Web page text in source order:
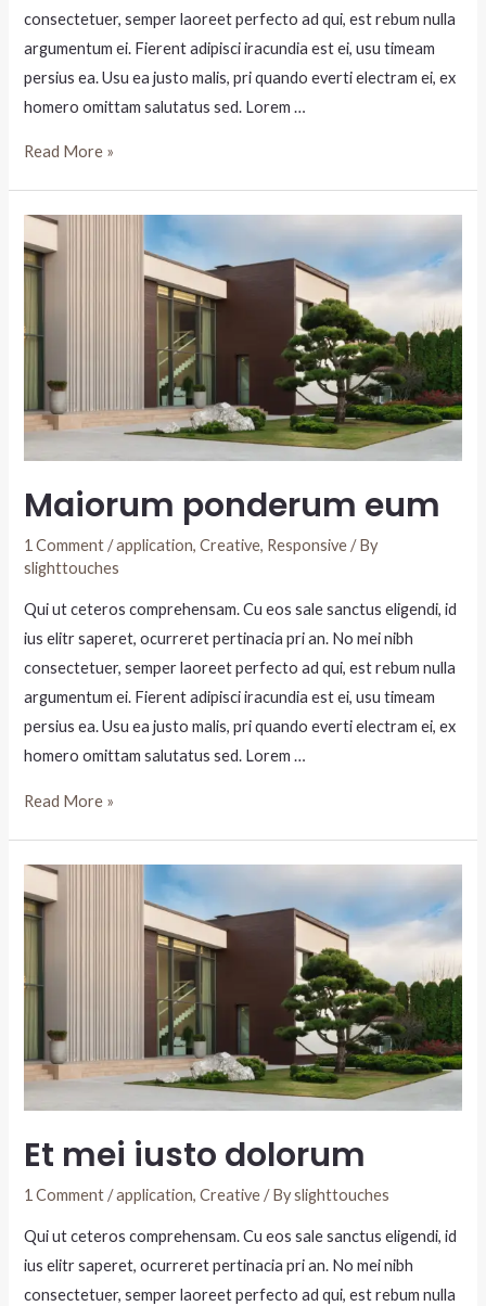
consectetuer, semper laoreet perfecto ad qui, est rebum nulla
argumentum ei. Fierent adipisci iracundia est ei, usu timeam
persius ea. Usu ea justo malis, pri quando everti electram ei, ex
homero omittam salutatus sed. Lorem …
Read More »
Maiorum ponderum eum
1 Comment /application,Creative, Responsive/ By
slighttouches
Qui ut ceteros comprehensam. Cu eos sale sanctus eligendi, id
ius elitr saperet, ocurreret pertinacia pri an. No mei nibh
consectetuer, semper laoreet perfecto ad qui, est rebum nulla
argumentum ei. Fierent adipisci iracundia est ei, usu timeam
persius ea. Usu ea justo malis, pri quando everti electram ei, ex
homero omittam salutatus sed. Lorem …
Read More »
Et mei iusto dolorum
1 Comment /application,Creative/ Byslighttouches
Qui ut ceteros comprehensam. Cu eos sale sanctus eligendi, id
ius elitr saperet, ocurreret pertinacia pri an. No mei nibh
consectetuer, semper laoreet perfecto ad qui, est rebum nulla